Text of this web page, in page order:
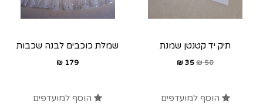
תיק יד קטנטן שמנת
50
₪
35
₪
הוסף למועדפים
שמלת כוכבים לבנה שכבות
179
₪
הוסף למועדפים